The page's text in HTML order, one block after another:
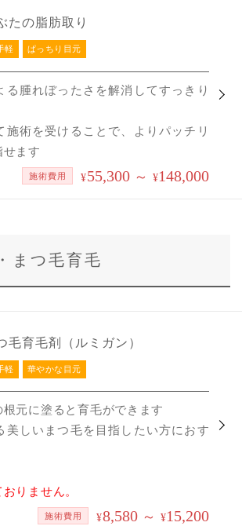
たの脂肪取り
軽 ぱっちり目元
る腫れぼったさを解消してすっきり
施術を受けることで、よりパッチリ
せます
施術費用 ¥55,300 ～ ¥148,000
まつ毛育毛
毛育毛剤（ルミガン）
軽 華やかな目元
元に塗ると育毛ができます
美しいまつ毛を目指したい方におす
りません。
施術費用 ¥8,580 ～ ¥15,200